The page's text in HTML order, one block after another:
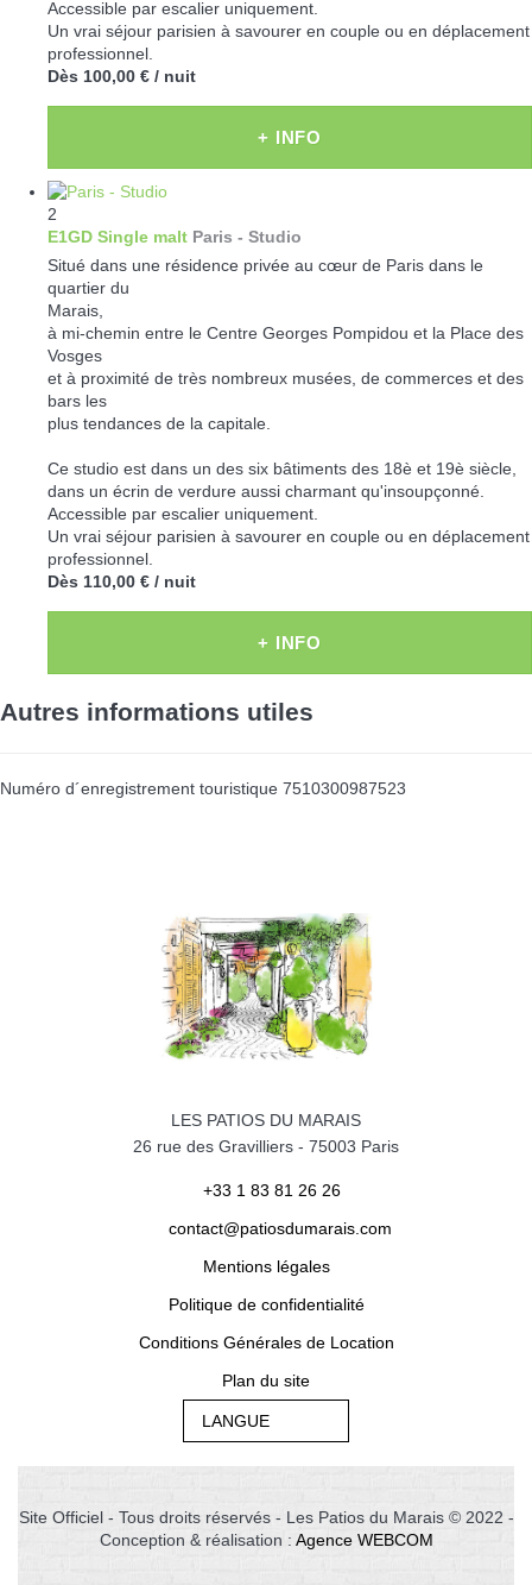
Accessible par escalier uniquement.
Un vrai séjour parisien à savourer en couple ou en déplacement
professionnel.
Dès 100,00 € / nuit
+ INFO
2
E1GD Single malt Paris - Studio
Situé dans une résidence privée au cœur de Paris dans le
quartier du
Marais,
à mi-chemin entre le Centre Georges Pompidou et la Place des
Vosges
et à proximité de très nombreux musées, de commerces et des
bars les
plus tendances de la capitale.
Ce studio est dans un des six bâtiments des 18è et 19è siècle,
dans un écrin de verdure aussi charmant qu'insoupçonné.
Accessible par escalier uniquement.
Un vrai séjour parisien à savourer en couple ou en déplacement
professionnel.
Dès 110,00 € / nuit
+ INFO
Autres informations utiles
Numéro d´enregistrement touristique 7510300987523
LES PATIOS DU MARAIS
26 rue des Gravilliers - 75003 Paris
+33 1 83 81 26 26
contact@patiosdumarais.com
Mentions légales
Politique de confidentialité
Conditions Générales de Location
Plan du site
LANGUE
Site Officiel - Tous droits réservés - Les Patios du Marais © 2022 -
Conception & réalisation : Agence WEBCOM